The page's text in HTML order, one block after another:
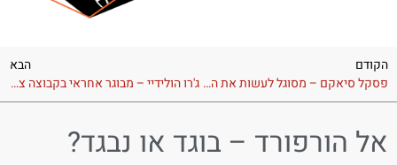
הקודם
פסקל סיאקם – מסוגל לעשות את הקפיצה?
הבא
ג'רו הולידיי – מבוגר אחראי בקבוצה צעירה
אל הורפורד – בוגד או נבגד?